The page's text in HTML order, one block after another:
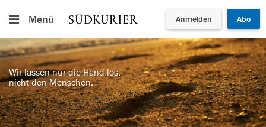
Menü Anmelden Abo
Wir lassen nur die Hand los,
nicht den Menschen.